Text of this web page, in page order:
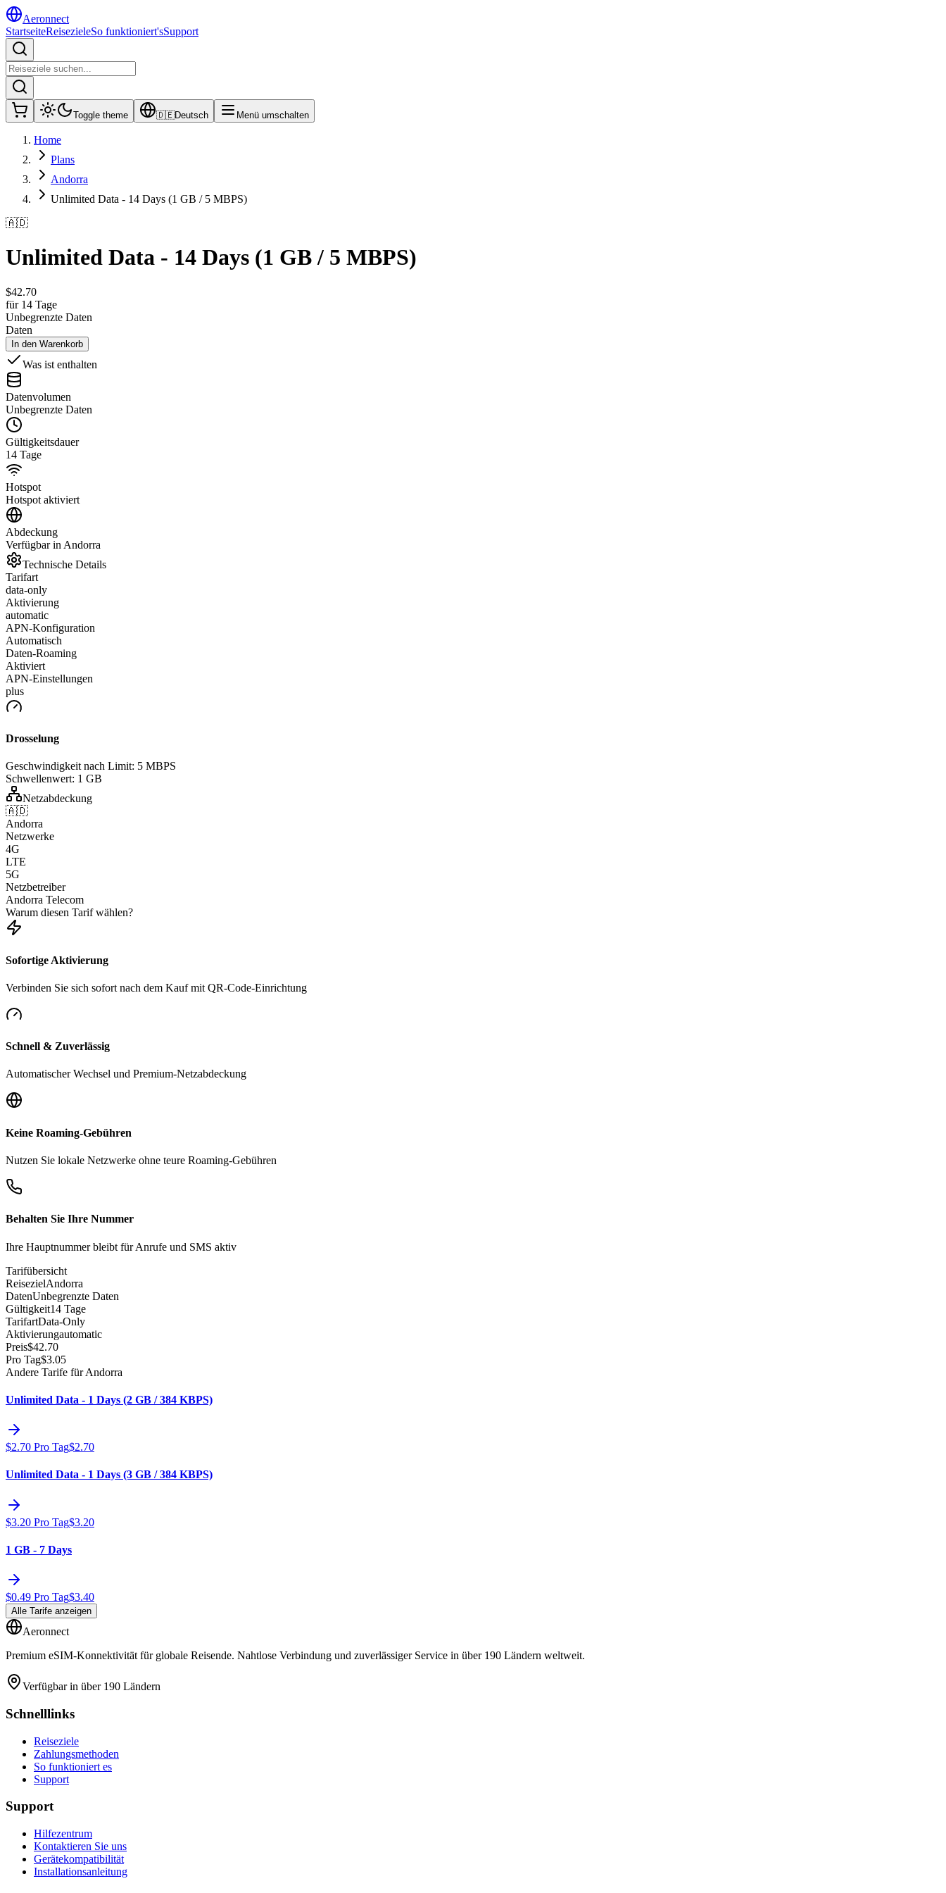
Aeronnect
StartseiteReisezieleSo funktioniert'sSupport
Toggle theme 🇩🇪Deutsch Menü umschalten
Home
Plans
Andorra
Unlimited Data - 14 Days (1 GB / 5 MBPS)
🇦🇩
Unlimited Data - 14 Days (1 GB / 5 MBPS)
$42.70
für 14 Tage
Unbegrenzte Daten
Daten
In den Warenkorb
Was ist enthalten
Datenvolumen
Unbegrenzte Daten
Gültigkeitsdauer
14 Tage
Hotspot
Hotspot aktiviert
Abdeckung
Verfügbar in Andorra
Technische Details
Tarifart
data-only
Aktivierung
automatic
APN-Konfiguration
Automatisch
Daten-Roaming
Aktiviert
APN-Einstellungen
plus
Drosselung
Geschwindigkeit nach Limit: 5 MBPS
Schwellenwert: 1 GB
Netzabdeckung
🇦🇩
Andorra
Netzwerke
4G
LTE
5G
Netzbetreiber
Andorra Telecom
Warum diesen Tarif wählen?
Sofortige Aktivierung
Verbinden Sie sich sofort nach dem Kauf mit QR-Code-Einrichtung
Schnell & Zuverlässig
Automatischer Wechsel und Premium-Netzabdeckung
Keine Roaming-Gebühren
Nutzen Sie lokale Netzwerke ohne teure Roaming-Gebühren
Behalten Sie Ihre Nummer
Ihre Hauptnummer bleibt für Anrufe und SMS aktiv
Tarifübersicht
ReisezielAndorra
DatenUnbegrenzte Daten
Gültigkeit14 Tage
TarifartData-Only
Aktivierungautomatic
Preis$42.70
Pro Tag$3.05
Andere Tarife für Andorra
Unlimited Data - 1 Days (2 GB / 384 KBPS)
$2.70 Pro Tag$2.70
Unlimited Data - 1 Days (3 GB / 384 KBPS)
$3.20 Pro Tag$3.20
1 GB - 7 Days
$0.49 Pro Tag$3.40
Alle Tarife anzeigen
Aeronnect
Premium eSIM-Konnektivität für globale Reisende. Nahtlose Verbindung und zuverlässiger Service in über 190 Ländern weltweit.
Verfügbar in über 190 Ländern
Schnelllinks
Reiseziele
Zahlungsmethoden
So funktioniert es
Support
Support
Hilfezentrum
Kontaktieren Sie uns
Gerätekompatibilität
Installationsanleitung